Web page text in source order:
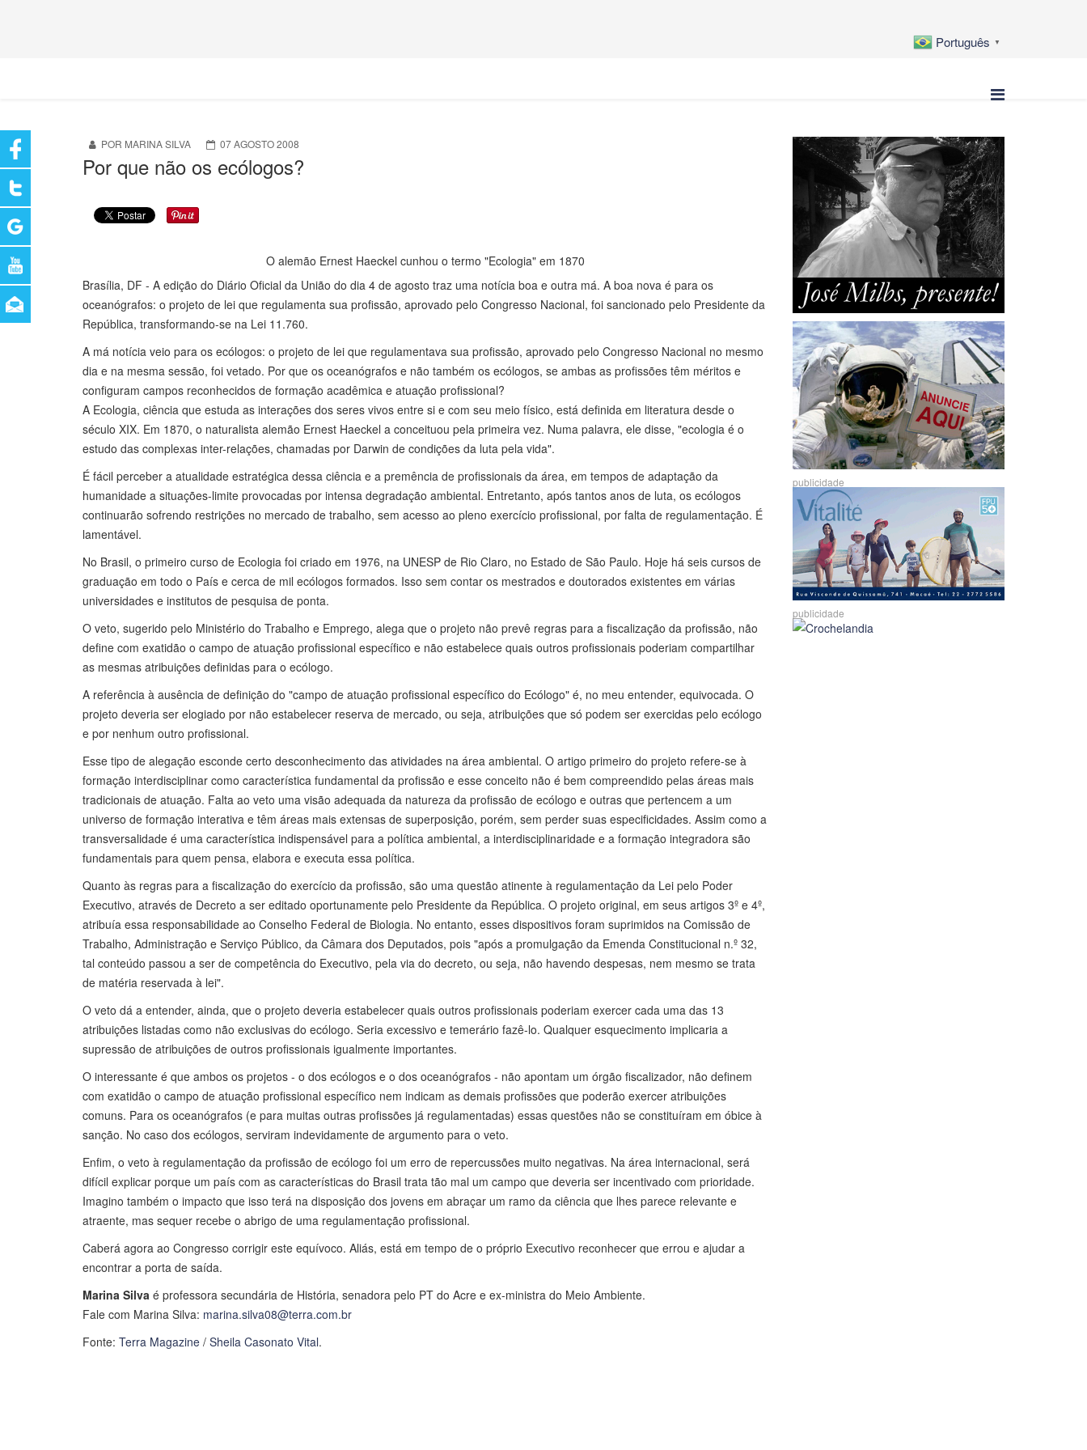
Português ▼
POR MARINA SILVA 07 AGOSTO 2008
Por que não os ecólogos?
O alemão Ernest Haeckel cunhou o termo "Ecologia" em 1870
Brasília, DF - A edição do Diário Oficial da União do dia 4 de agosto traz uma notícia boa e outra má. A boa nova é para os
oceanógrafos: o projeto de lei que regulamenta sua profissão, aprovado pelo Congresso Nacional, foi sancionado pelo Presidente da
República, transformando-se na Lei 11.760.
A má notícia veio para os ecólogos: o projeto de lei que regulamentava sua profissão, aprovado pelo Congresso Nacional no mesmo
dia e na mesma sessão, foi vetado. Por que os oceanógrafos e não também os ecólogos, se ambas as profissões têm méritos e
configuram campos reconhecidos de formação acadêmica e atuação profissional?
A Ecologia, ciência que estuda as interações dos seres vivos entre si e com seu meio físico, está definida em literatura desde o
século XIX. Em 1870, o naturalista alemão Ernest Haeckel a conceituou pela primeira vez. Numa palavra, ele disse, "ecologia é o
estudo das complexas inter-relações, chamadas por Darwin de condições da luta pela vida".
É fácil perceber a atualidade estratégica dessa ciência e a premência de profissionais da área, em tempos de adaptação da
humanidade a situações-limite provocadas por intensa degradação ambiental. Entretanto, após tantos anos de luta, os ecólogos
continuarão sofrendo restrições no mercado de trabalho, sem acesso ao pleno exercício profissional, por falta de regulamentação. É
lamentável.
No Brasil, o primeiro curso de Ecologia foi criado em 1976, na UNESP de Rio Claro, no Estado de São Paulo. Hoje há seis cursos de
graduação em todo o País e cerca de mil ecólogos formados. Isso sem contar os mestrados e doutorados existentes em várias
universidades e institutos de pesquisa de ponta.
O veto, sugerido pelo Ministério do Trabalho e Emprego, alega que o projeto não prevê regras para a fiscalização da profissão, não
define com exatidão o campo de atuação profissional específico e não estabelece quais outros profissionais poderiam compartilhar
as mesmas atribuições definidas para o ecólogo.
A referência à ausência de definição do "campo de atuação profissional específico do Ecólogo" é, no meu entender, equivocada. O
projeto deveria ser elogiado por não estabelecer reserva de mercado, ou seja, atribuições que só podem ser exercidas pelo ecólogo
e por nenhum outro profissional.
Esse tipo de alegação esconde certo desconhecimento das atividades na área ambiental. O artigo primeiro do projeto refere-se à
formação interdisciplinar como característica fundamental da profissão e esse conceito não é bem compreendido pelas áreas mais
tradicionais de atuação. Falta ao veto uma visão adequada da natureza da profissão de ecólogo e outras que pertencem a um
universo de formação interativa e têm áreas mais extensas de superposição, porém, sem perder suas especificidades. Assim como a
transversalidade é uma característica indispensável para a política ambiental, a interdisciplinaridade e a formação integradora são
fundamentais para quem pensa, elabora e executa essa política.
Quanto às regras para a fiscalização do exercício da profissão, são uma questão atinente à regulamentação da Lei pelo Poder
Executivo, através de Decreto a ser editado oportunamente pelo Presidente da República. O projeto original, em seus artigos 3º e 4º,
atribuía essa responsabilidade ao Conselho Federal de Biologia. No entanto, esses dispositivos foram suprimidos na Comissão de
Trabalho, Administração e Serviço Público, da Câmara dos Deputados, pois "após a promulgação da Emenda Constitucional n.º 32,
tal conteúdo passou a ser de competência do Executivo, pela via do decreto, ou seja, não havendo despesas, nem mesmo se trata
de matéria reservada à lei".
O veto dá a entender, ainda, que o projeto deveria estabelecer quais outros profissionais poderiam exercer cada uma das 13
atribuições listadas como não exclusivas do ecólogo. Seria excessivo e temerário fazê-lo. Qualquer esquecimento implicaria a
supressão de atribuições de outros profissionais igualmente importantes.
O interessante é que ambos os projetos - o dos ecólogos e o dos oceanógrafos - não apontam um órgão fiscalizador, não definem
com exatidão o campo de atuação profissional específico nem indicam as demais profissões que poderão exercer atribuições
comuns. Para os oceanógrafos (e para muitas outras profissões já regulamentadas) essas questões não se constituíram em óbice à
sanção. No caso dos ecólogos, serviram indevidamente de argumento para o veto.
Enfim, o veto à regulamentação da profissão de ecólogo foi um erro de repercussões muito negativas. Na área internacional, será
difícil explicar porque um país com as características do Brasil trata tão mal um campo que deveria ser incentivado com prioridade.
Imagino também o impacto que isso terá na disposição dos jovens em abraçar um ramo da ciência que lhes parece relevante e
atraente, mas sequer recebe o abrigo de uma regulamentação profissional.
Caberá agora ao Congresso corrigir este equívoco. Aliás, está em tempo de o próprio Executivo reconhecer que errou e ajudar a
encontrar a porta de saída.
Marina Silva é professora secundária de História, senadora pelo PT do Acre e ex-ministra do Meio Ambiente.
Fale com Marina Silva: marina.silva08@terra.com.br
Fonte: Terra Magazine / Sheila Casonato Vital.
publicidade
publicidade